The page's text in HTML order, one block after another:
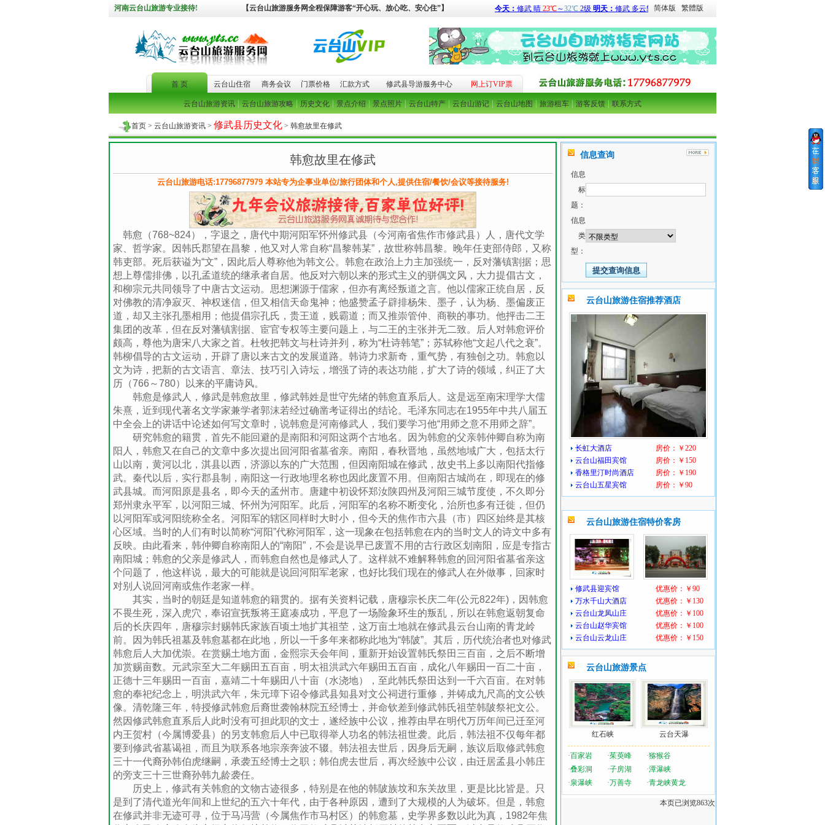
河南云台山旅游专业接待! 【云台山旅游服务网全程保障游客“开心玩、放心吃、安心住”】 简体版 繁體版
首 页 云台山住宿 商务会议 门票价格 汇款方式 修武县导游服务中心 网上订VIP票
云台山旅游资讯|云台山旅游攻略|历史文化|景点介绍|景点照片|云台山特产|云台山游记|云台山地图|旅游租车|游客反馈|联系方式
首页 > 云台山旅游资讯 > 修武县历史文化 > 韩愈故里在修武
韩愈故里在修武
云台山旅游电话:17796877979 本站专为企事业单位/旅行团体和个人,提供住宿/餐饮/会议等接待服务!
韩愈（768~824），字退之，唐代中期河阳军怀州修武县（今河南省焦作市修武县）人，唐代文学
家、哲学家。因韩氏郡望在昌黎，他又对人常自称“昌黎韩某”，故世称韩昌黎。晚年任吏部侍郎，又称
韩吏部。死后获谥为“文”，因此后人尊称他为韩文公。韩愈在政治上力主加强统一，反对藩镇割据；思
想上尊儒排佛，以孔孟道统的继承者自居。他反对六朝以来的形式主义的骈偶文风，大力提倡古文，
和柳宗元共同领导了中唐古文运动。思想渊源于儒家，但亦有离经叛道之言。他以儒家正统自居，反
对佛教的清净寂灭、神权迷信，但又相信天命鬼神；他盛赞孟子辟排杨朱、墨子，认为杨、墨偏废正
道，却又主张孔墨相用；他提倡宗孔氏，贵王道，贱霸道；而又推崇管仲、商鞅的事功。他抨击二王
集团的改革，但在反对藩镇割据、宦官专权等主要问题上，与二王的主张并无二致。后人对韩愈评价
颇高，尊他为唐宋八大家之首。杜牧把韩文与杜诗并列，称为“杜诗韩笔”；苏轼称他“文起八代之衰”。
韩柳倡导的古文运动，开辟了唐以来古文的发展道路。韩诗力求新奇，重气势，有独创之功。韩愈以
文为诗，把新的古文语言、章法、技巧引入诗坛，增强了诗的表达功能，扩大了诗的领域，纠正了大
历（766～780）以来的平庸诗风。
韩愈是修武人，修武是韩愈故里，修武韩姓是世守先绪的韩愈直系后人。这是远至南宋理学大儒
朱熹，近到现代著名文学家兼学者郭沫若经过确凿考证得出的结论。毛泽东同志在1955年中共八届五
中全会上的讲话中论述如何写文章时，说韩愈是河南修武人，我们要学习他“用师之意不用师之辞”。
研究韩愈的籍贯，首先不能回避的是南阳和河阳这两个古地名。因为韩愈的父亲韩仲卿自称为南
阳人，韩愈又在自己的文章中多次提出回河阳省墓省亲。南阳，春秋晋地，虽然地域广大，包括太行
山以南，黄河以北，淇县以西，济源以东的广大范围，但因南阳城在修武，故史书上多以南阳代指修
武。秦代以后，实行郡县制，南阳这一行政地理名称也因此废置不用。但南阳古城尚在，即现在的修
武县城。而河阳原是县名，即今天的孟州市。唐建中初设怀郑汝陕四州及河阳三城节度使，不久即分
郑州隶永平军，以河阳三城、怀州为河阳军。此后，河阳军的名称不断变化，治所也多有迁徙，但仍
以河阳军或河阳统称全名。河阳军的辖区同样时大时小，但今天的焦作市六县（市）四区始终是其核
心区域。当时的人们有时以简称“河阳”代称河阳军，这一现象在包括韩愈在内的当时文人的诗文中多有
反映。由此看来，韩仲卿自称南阳人的“南阳”，不会是说早已废置不用的古行政区划南阳，应是专指古
南阳城；韩愈的父亲是修武人，而韩愈自然也是修武人了。这样就不难解释韩愈的回河阳省墓省亲这
个问题了，他这样说，最大的可能就是说回河阳军老家，也好比我们现在的修武人在外做事，回家时
对别人说回河南或焦作老家一样。
其实，当时的朝廷是知道韩愈的籍贯的。据有关资料记载，唐穆宗长庆二年(公元822年)，因韩愈
不畏生死，深入虎穴，奉诏宣抚叛将王庭凑成功，平息了一场险象环生的叛乱，所以在韩愈返朝复命
后的长庆四年，唐穆宗封赐韩氏家族百顷土地扩其祖茔，这万亩土地就在修武县云台山南的青龙岭
前。因为韩氏祖墓及韩愈墓都在此地，所以一千多年来都称此地为“韩陂”。其后，历代统治者也对修武
韩愈后人大加优崇。在赏赐土地方面，金熙宗天会年间，重新开始设置韩氏祭田三百亩，之后不断增
加赏赐亩数。元武宗至大二年赐田五百亩，明太祖洪武六年赐田五百亩，成化八年赐田一百二十亩，
正德十三年赐田一百亩，嘉靖二十年赐田八十亩（水浇地），至此韩氏祭田达到一千六百亩。在对韩
愈的奉祀纪念上，明洪武六年，朱元璋下诏令修武县知县对文公祠进行重修，并铸成九尺高的文公铁
像。清乾隆三年，特授修武韩愈后裔世袭翰林院五经博士，并命钦差到修武韩氏祖茔韩陂祭祀文公。
然因修武韩愈直系后人此时没有可担此职的文士，遂经族中公议，推荐由早在明代万历年间已迁至河
内王贺村（今属博爱县）的另支韩愈后人中已取得举人功名的韩法祖世袭。此后，韩法祖不仅每年都
要到修武省墓谒祖，而且为联系各地宗亲奔波不辍。韩法祖去世后，因身后无嗣，族议后取修武韩愈
三十一代裔孙韩伯虎继嗣，承袭五经博士之职；韩伯虎去世后，再次经族中公议，由迁居孟县小韩庄
的旁支三十三世裔孙韩九龄袭任。
历史上，修武有关韩愈的文物古迹很多，特别是在他的韩陂族坟和东关故里，更是比比皆是。只
是到了清代道光年间和上世纪的五六十年代，由于各种原因，遭到了大规模的人为破坏。但是，韩愈
在修武并非无迹可寻，位于马冯营（今属焦作市马村区）的韩愈墓，史学界多数以此为真，1982年焦
信息查询
信息
标
题：
信息
类
型：
云台山旅游住宿推荐酒店
长虹大酒店
房价：￥220
云台山福田宾馆
房价：￥150
香格里汀时尚酒店
房价：￥190
云台山五星宾馆
房价：￥90
云台山旅游住宿特价客房
修武县迎宾馆
优惠价：￥90
万水千山大酒店
优惠价：￥130
云台山龙凤山庄
优惠价：￥100
云台山赵华宾馆
优惠价：￥100
云台山云龙山庄
优惠价：￥150
云台山旅游景点
红石峡 云台天瀑
·百家岩 ·茱萸峰 ·猕猴谷
·叠彩洞 ·子房湖 ·潭瀑峡
·泉瀑峡 ·万善寺 ·青龙峡黄龙
本页已浏览863次